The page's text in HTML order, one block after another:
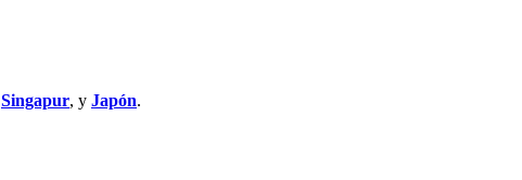
Singapur, y Japón.